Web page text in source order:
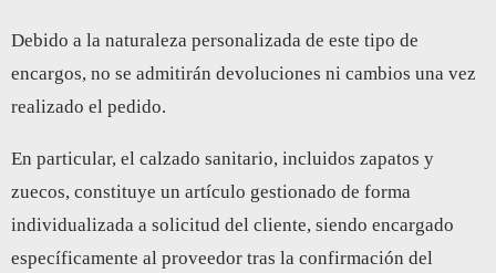
Debido a la naturaleza personalizada de este tipo de
encargos, no se admitirán devoluciones ni cambios una vez
realizado el pedido.
En particular, el calzado sanitario, incluidos zapatos y
zuecos, constituye un artículo gestionado de forma
individualizada a solicitud del cliente, siendo encargado
específicamente al proveedor tras la confirmación del